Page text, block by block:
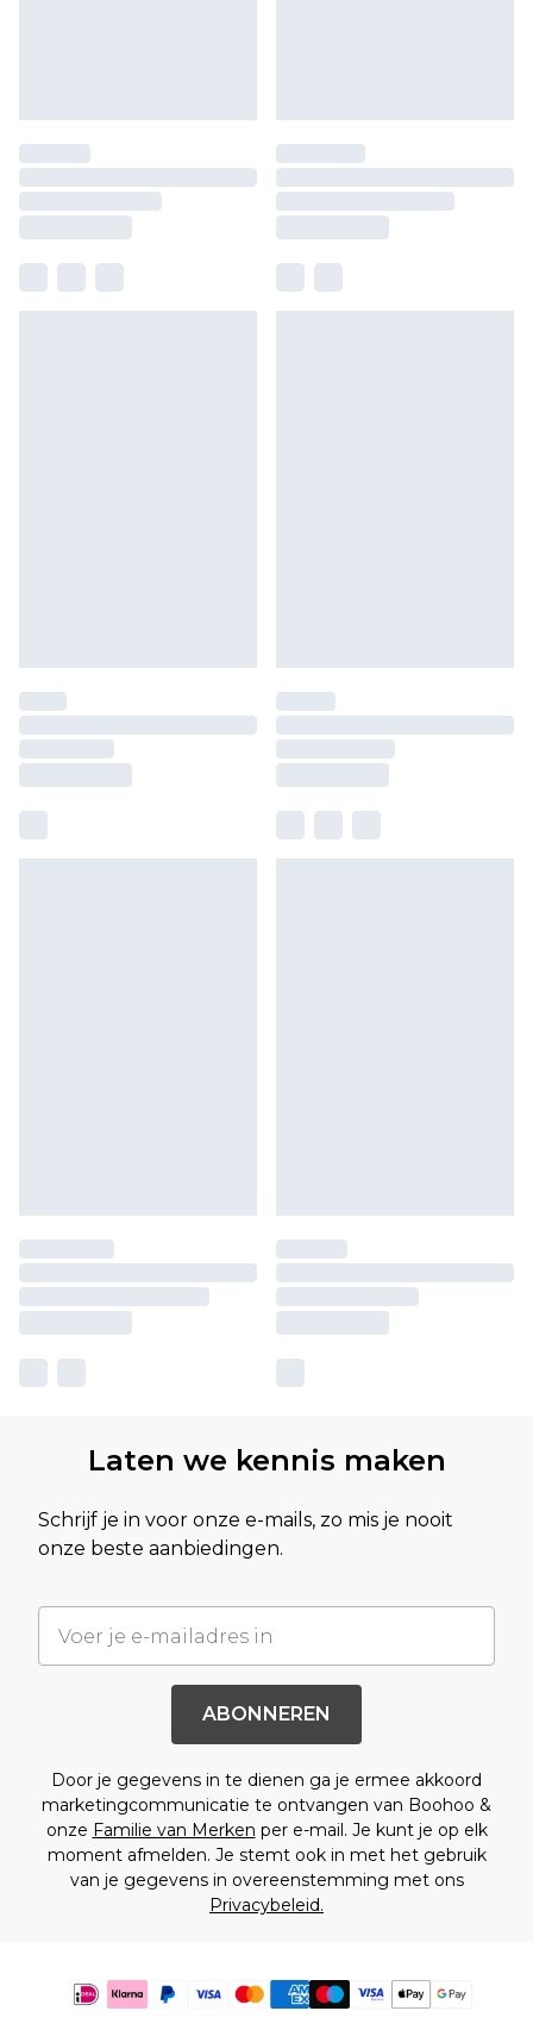
Laten we kennis maken
Schrijf je in voor onze e-mails, zo mis je nooit
onze beste aanbiedingen.
ABONNEREN
Door je gegevens in te dienen ga je ermee akkoord
marketingcommunicatie te ontvangen van Boohoo &
onze Familie van Merken per e-mail. Je kunt je op elk
moment afmelden. Je stemt ook in met het gebruik
van je gegevens in overeenstemming met ons
Privacybeleid.